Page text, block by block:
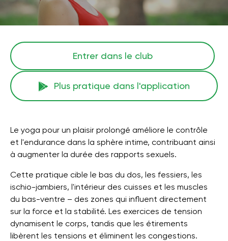
Entrer dans le club
Plus pratique dans l'application
Le yoga pour un plaisir prolongé améliore le contrôle
et l'endurance dans la sphère intime, contribuant ainsi
à augmenter la durée des rapports sexuels.
Cette pratique cible le bas du dos, les fessiers, les
ischio-jambiers, l'intérieur des cuisses et les muscles
du bas-ventre – des zones qui influent directement
sur la force et la stabilité. Les exercices de tension
dynamisent le corps, tandis que les étirements
libèrent les tensions et éliminent les congestions.